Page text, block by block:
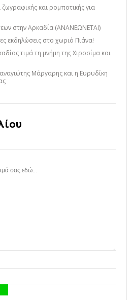
και ρομποτικής για
στην Αρκαδία (ΑΝΑΝΕΩΝΕΤΑΙ)
εκδηλώσεις στο χωριό Πιάνα!
τιμά τη μνήμη της Χιροσίμα και
Μάργαρης και η Ευρυδίκη